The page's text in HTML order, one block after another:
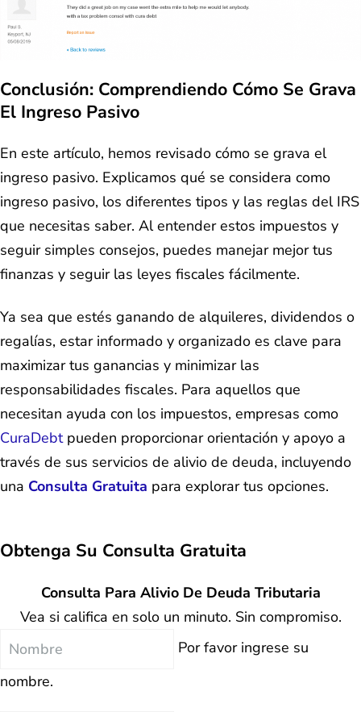
Conclusión: Comprendiendo Cómo Se Grava
El Ingreso Pasivo
En este artículo, hemos revisado cómo se grava el
ingreso pasivo. Explicamos qué se considera como
ingreso pasivo, los diferentes tipos y las reglas del IRS
que necesitas saber. Al entender estos impuestos y
seguir simples consejos, puedes manejar mejor tus
finanzas y seguir las leyes fiscales fácilmente.
Ya sea que estés ganando de alquileres, dividendos o
regalías, estar informado y organizado es clave para
maximizar tus ganancias y minimizar las
responsabilidades fiscales. Para aquellos que
necesitan ayuda con los impuestos, empresas como
CuraDebtpueden proporcionar orientación y apoyo a
través de sus servicios de alivio de deuda, incluyendo
una Consulta Gratuita para explorar tus opciones.
Obtenga Su Consulta Gratuita
Consulta Para Alivio De Deuda Tributaria
Vea si califica en solo un minuto. Sin compromiso.
Nombre
Por favor ingrese su
nombre.